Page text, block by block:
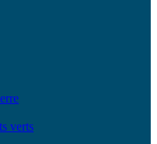
verts